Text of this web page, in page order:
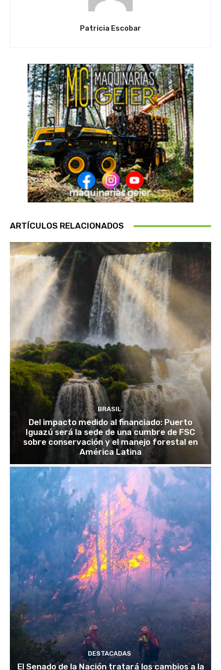
Patricia Escobar
ARTÍCULOS RELACIONADOS
BRASIL
Del impacto medido al financiado: Puerto
Iguazú será la sede de una cumbre de FSC
sobre conservación y el manejo forestal en
América Latina
DESTACADAS
El Senado de la Nación tratará los cambios a la